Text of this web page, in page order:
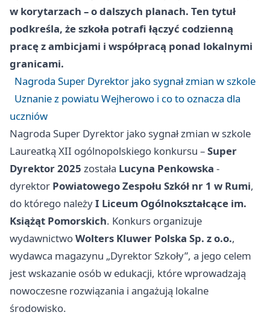
w korytarzach – o dalszych planach. Ten tytuł
podkreśla, że szkoła potrafi łączyć codzienną
pracę z ambicjami i współpracą ponad lokalnymi
granicami.
Nagroda Super Dyrektor jako sygnał zmian w szkole
Uznanie z powiatu Wejherowo i co to oznacza dla
uczniów
Nagroda Super Dyrektor jako sygnał zmian w szkole
Laureatką XII ogólnopolskiego konkursu –Super
Dyrektor 2025 została Lucyna Penkowska -
dyrektor Powiatowego Zespołu Szkół nr 1 w Rumi,
do którego należyI Liceum Ogólnokształcące im.
Książąt Pomorskich. Konkurs organizuje
wydawnictwoWolters Kluwer Polska Sp. z o.o.,
wydawca magazynu „Dyrektor Szkoły”, a jego celem
jest wskazanie osób w edukacji, które wprowadzają
nowoczesne rozwiązania i angażują lokalne
środowisko.